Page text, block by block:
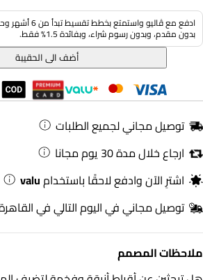
ملاحظات المصمم
بدون مقدم، وبدون رسوم شراء، وبفائدة 1.5% فقط.
أضف الى الحقيبة
توصيل مجاني لجميع الطلبات
ارجاع خلال مدة 30 يوم مجانا
اشترِ الآن وادفع لاحقًا باستخدامvalu
توصيل مجاني في اليوم التالي في